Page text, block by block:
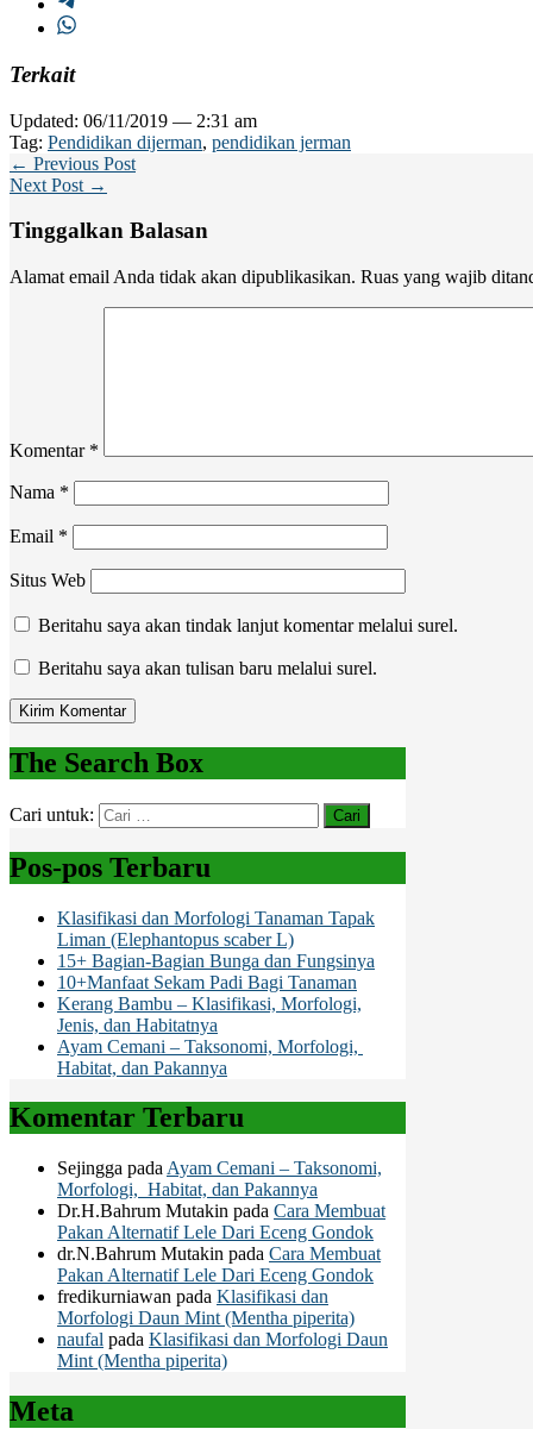
Terkait
Updated: 06/11/2019 — 2:31 am
Tag: Pendidikan dijerman, pendidikan jerman
← Previous Post
Next Post →
Tinggalkan Balasan
Alamat email Anda tidak akan dipublikasikan. Ruas yang wajib
Komentar *
Nama *
Email *
Situs Web
Beritahu saya akan tindak lanjut komentar melalui surel.
Beritahu saya akan tulisan baru melalui surel.
The Search Box
Cari untuk:
Pos-pos Terbaru
Klasifikasi dan Morfologi Tanaman Tapak
Liman (Elephantopus scaber L)
15+ Bagian-Bagian Bunga dan Fungsinya
10+Manfaat Sekam Padi Bagi Tanaman
Kerang Bambu – Klasifikasi, Morfologi,
Jenis, dan Habitatnya
Ayam Cemani – Taksonomi, Morfologi,
Habitat, dan Pakannya
Komentar Terbaru
Sejingga pada Ayam Cemani – Taksonomi,
Morfologi, Habitat, dan Pakannya
Dr.H.Bahrum Mutakin pada Cara Membuat
Pakan Alternatif Lele Dari Eceng Gondok
dr.N.Bahrum Mutakin pada Cara Membuat
Pakan Alternatif Lele Dari Eceng Gondok
fredikurniawan pada Klasifikasi dan
Morfologi Daun Mint (Mentha piperita)
naufal pada Klasifikasi dan Morfologi Daun
Mint (Mentha piperita)
Meta